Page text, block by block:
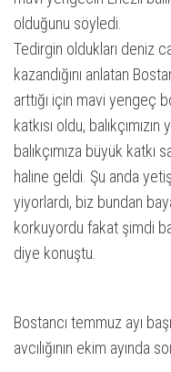
olduğunu söyledi.
Tedirgin oldukları deniz
kazandığını anlatan
arttığı için mavi yengeç
katkısı oldu,
balıkçımıza büyük katkı
haline geldi. Şu anda
yiyorlardı, biz bundan
korkuyordu fakat şimdi
diye konuştu.
Bostancı temmuz ayı
avcılığının ekim ayında